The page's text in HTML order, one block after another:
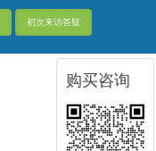
初次来访答疑
购买咨询